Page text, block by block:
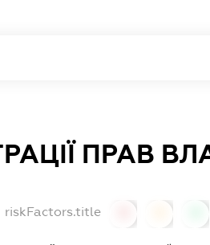
ПРАВ
riskFactors.title